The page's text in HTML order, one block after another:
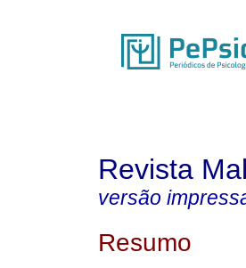
Revista
versão
Resumo